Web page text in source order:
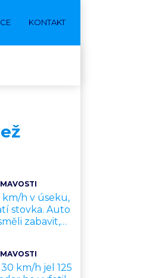
KONTAKT
km/h v úseku,
stovka. Auto
zabavit,
km/h jel 125